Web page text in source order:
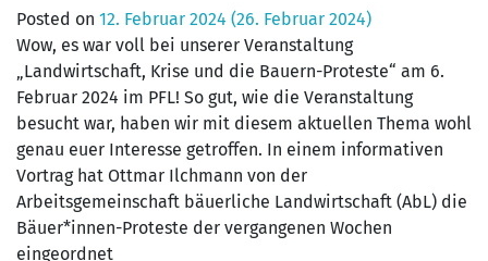
Posted on 12. Februar 2024 (26. Februar 2024)
Wow, es war voll bei unserer Veranstaltung
„Landwirtschaft, Krise und die Bauern-Proteste“ am 6.
Februar 2024 im PFL! So gut, wie die Veranstaltung
besucht war, haben wir mit diesem aktuellen Thema wohl
genau euer Interesse getroffen. In einem informativen
Vortrag hat Ottmar Ilchmann von der
Arbeitsgemeinschaft bäuerliche Landwirtschaft (AbL) die
Bäuer*innen-Proteste der vergangenen Wochen
eingeordnet